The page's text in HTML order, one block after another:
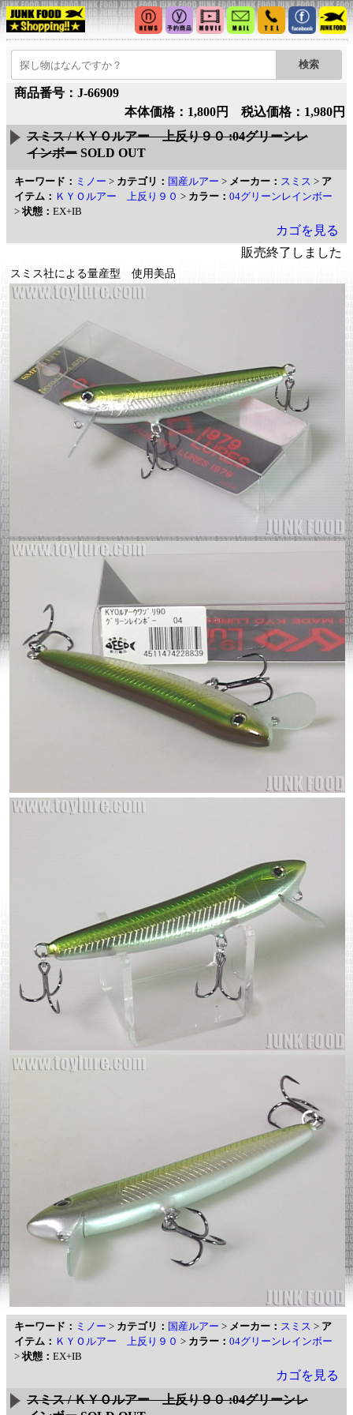
商品番号：J-66909
本体価格：1,800円 税込価格：1,980円
スミス / ＫＹＯルアー 上反り９０ :04グリーンレ
インボー SOLD OUT
キーワード： ミノー > カテゴリ： 国産ルアー > メーカー： スミス > ア
イテム： ＫＹＯルアー 上反り９０ > カラー： 04グリーンレインボー
>状態： EX+IB
カゴを見る
販売終了しました
スミス社による量産型 使用美品
キーワード： ミノー > カテゴリ： 国産ルアー > メーカー： スミス > ア
イテム： ＫＹＯルアー 上反り９０ > カラー： 04グリーンレインボー
>状態： EX+IB
カゴを見る
スミス / ＫＹＯルアー 上反り９０ :04グリーンレ